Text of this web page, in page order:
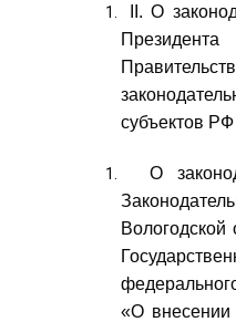
II. О
субъектов РФ
О
«О внесении